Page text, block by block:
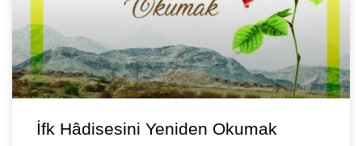
İfk Hâdisesini Yeniden Okumak